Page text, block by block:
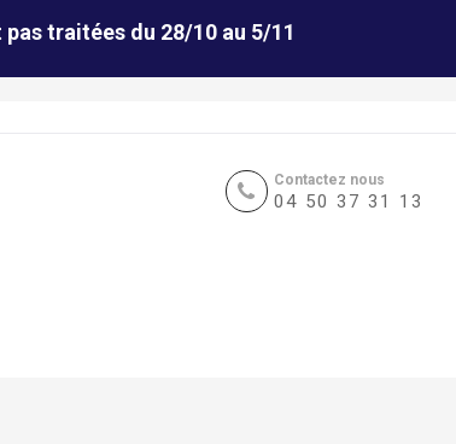
traitées du 28/10 au 5/11
Contactez nous
04 50 37 31 13